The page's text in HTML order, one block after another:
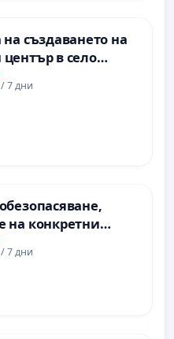
създаването на
в село
7 дни
на конкретни
на
на
АМ „Тракия“ - гр.
7 дни